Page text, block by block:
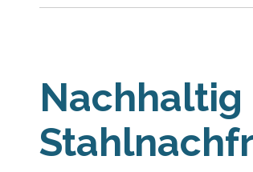
Nachhaltig